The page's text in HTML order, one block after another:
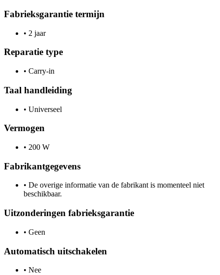
Fabrieksgarantie termijn
• 2 jaar
Reparatie type
• Carry-in
Taal handleiding
• Universeel
Vermogen
• 200 W
Fabrikantgegevens
• De overige informatie van de fabrikant is momenteel niet
beschikbaar.
Uitzonderingen fabrieksgarantie
• Geen
Automatisch uitschakelen
• Nee